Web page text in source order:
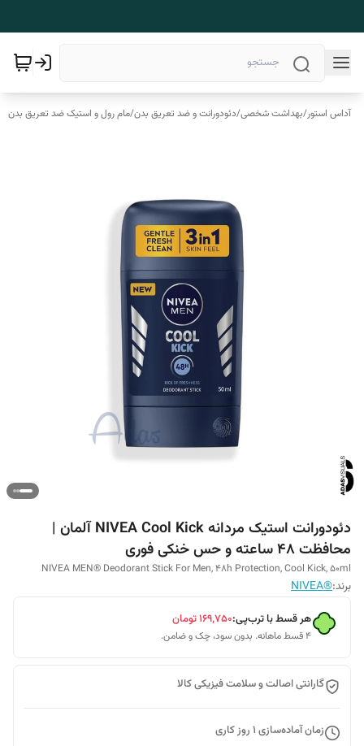
آداس استور/بهداشت شخصی/دئودورانت و ضد تعریق بدن/مام رول و استیک ضد تعریق بدن
دئودورانت استیک مردانه NIVEA Cool Kick آلمان |
محافظت 48 ساعته و حس خنکی فوری
NIVEA MEN® Deodorant Stick For Men, 48h Protection, Cool Kick, 50ml
برند:®NIVEA
هر قسط با ترب‌پی:۱۶۹٬۷۵۰تومان
۴ قسط ماهانه. بدون سود، چک و ضامن.
گارانتی اصالت و سلامت فیزیکی کالا
زمان آماده‌سازی 1 روز کاری